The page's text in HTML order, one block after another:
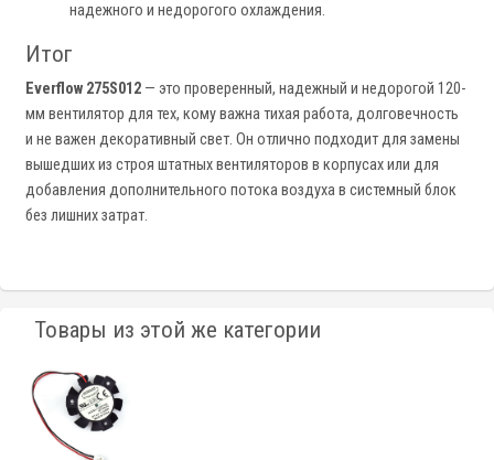
надежного и недорогого охлаждения.
Итог
Everflow 275S012 — это проверенный, надежный и недорогой 120-
мм вентилятор для тех, кому важна тихая работа, долговечность
и не важен декоративный свет. Он отлично подходит для замены
вышедших из строя штатных вентиляторов в корпусах или для
добавления дополнительного потока воздуха в системный блок
без лишних затрат.
Товары из этой же категории